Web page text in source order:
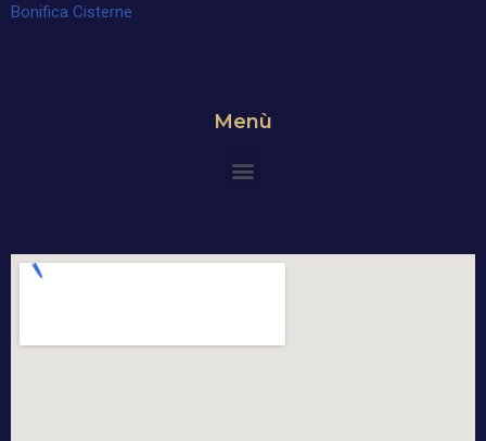
Bonifica Cisterne
Menù